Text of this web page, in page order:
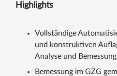
Highlights
Vollständige
und konstruktiven
Analyse und Bemessung
Bemessung im GZG